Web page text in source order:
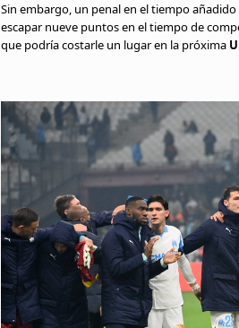
Sin embargo, un penal en el tiempo
escapar nueve puntos en el tiempo de
que podría costarle un lugar en la próxima